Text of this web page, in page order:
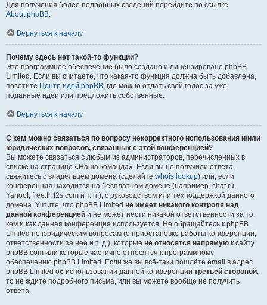
Для получения более подробных сведений перейдите по ссылке
About phpBB.
Вернуться к началу
Почему здесь нет такой-то функции?
Это программное обеспечение было создано и лицензировано phpBB
Limited. Если вы считаете, что какая-то функция должна быть добавлена,
посетите Центр идей phpBB, где можно отдать свой голос за уже
поданные идеи или предложить собственные.
Вернуться к началу
С кем можно связаться по вопросу некорректного использования и/или
юридических вопросов, связанных с этой конференцией?
Вы можете связаться с любым из администраторов, перечисленных в
списке на странице «Наша команда». Если вы не получили ответа,
свяжитесь с владельцем домена (сделайте whois lookup) или, если
конференция находится на бесплатном домене (например, chat.ru,
Yahoo!, free.fr, f2s.com и т. п.), с руководством или техподдержкой данного
домена. Учтите, что phpBB Limited не имеет никакого контроля над
данной конференцией и не может нести никакой ответственности за то,
кем и как данная конференция используется. Не обращайтесь к phpBB
Limited по юридическим вопросам (о приостановке работы конференции,
ответственности за неё и т. д.), которые не относятся напрямую к сайту
phpBB.com или которые частично относятся к программному
обеспечению phpBB Limited. Если же вы всё-таки пошлёте email в адрес
phpBB Limited об использовании данной конференции третьей стороной,
то не ждите подробного письма, или вы можете вообще не получить
ответа.